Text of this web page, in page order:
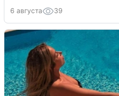
6 августа 39